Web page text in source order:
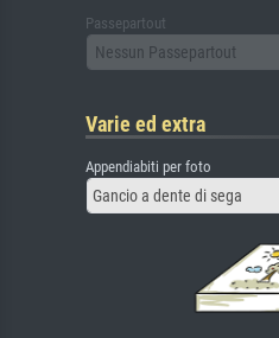
Passepartout
Nessun Passepartout
Varie ed extra
Appendiabiti per foto
Gancio a dente di sega